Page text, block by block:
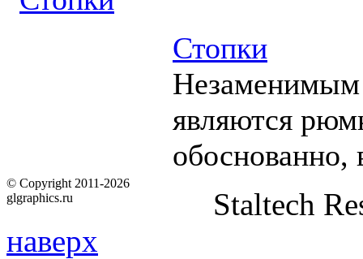
Стопки
Незаменимым
являются
обоснованно,
© Copyright 2011-2026
glgraphics.ru
Staltech
наверх